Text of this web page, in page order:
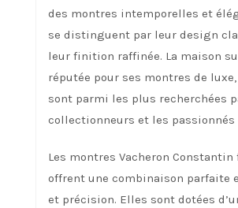
des montres intemporelles et
se distinguent par leur design
leur finition raffinée. La maison
réputée pour ses montres de
sont parmi les plus recherchées
collectionneurs et les passionnés
Les montres Vacheron Constantin
offrent une combinaison parfaite
et précision. Elles sont dotées